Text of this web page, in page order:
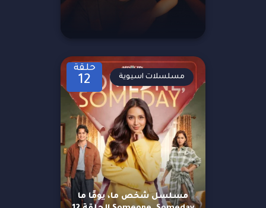
حلقة
12
مسلسل شخص ما، يومًا ما
مسلسلات اسيوية